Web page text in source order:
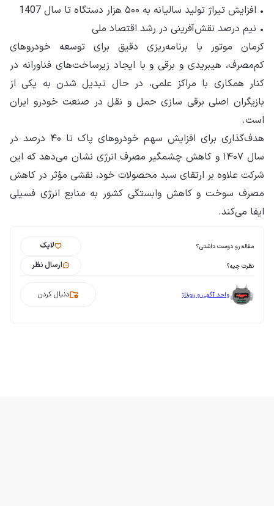
• افزایش تیراژ تولید سالیانه به ۵۰۰ هزار دستگاه تا سال 1407
• نیم درصد نقش‌آفرینی در رشد اقتصاد ملی
کرمان موتور با برنامه‌ریزی دقیق برای توسعه خودروهای
کم‌مصرف، هیبریدی و برقی و با ایجاد زیرساخت‌های فناورانه در
کنار همکاری با مراکز علمی، در حال تبدیل شدن به یکی از
بازیگران اصلی برقی سازی حمل و نقل در صنعت خودرو ایران
است.
هدف‌گذاری برای افزایش سهم خودروهای پاک تا ۴۰ درصد در
سال ۱۴۰۷ و کاهش چشمگیر مصرف انرژی نشان می‌دهد که این
شرکت علاوه بر ارتقای سبد محصولات خود، نقشی مؤثر در کاهش
مصرف سوخت و کاهش وابستگی کشور به منابع انرژی فسیلی
ایفا می‌کند.
مقاله رو دوست داشتی؟ لایک
نظرت چیه؟ ارسال نظر
واحد آگهی و رپورتاژ دنبال کردن